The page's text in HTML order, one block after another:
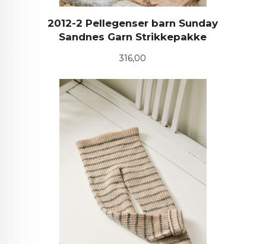
2012-2 Pellegenser barn Sunday
Sandnes Garn Strikkepakke
Pris
316,00